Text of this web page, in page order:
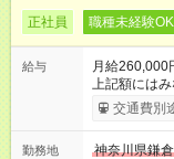
正社員 職種未経験OK
給与
月給260,000
上記額には
ます。 みな
【試用期間
交通費別
勤務地
神奈川県鎌